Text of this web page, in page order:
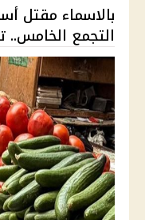
بالاسماء مقتل
التجمع الخامس..